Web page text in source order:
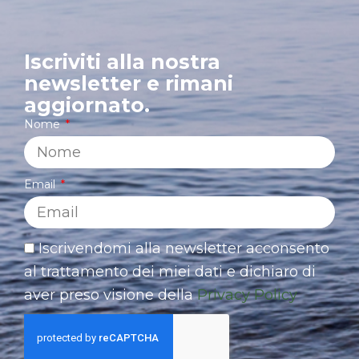
Iscriviti alla nostra
newsletter e rimani
aggiornato.
Nome
Email
Iscrivendomi alla newsletter acconsento
al trattamento dei miei dati e dichiaro di
aver preso visione dellaPrivacy Policy